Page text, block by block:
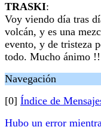
TRASKI:
Voy viendo día tras
volcán, y es una
evento, y de tristeza
todo. Mucho ánimo !!
Navegación
[0] Índice de
Hubo un error